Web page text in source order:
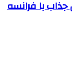
جذاب با فرانسه